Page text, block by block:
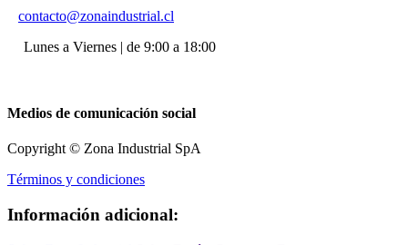
contacto@zonaindustrial.cl
Lunes a Viernes | de 9:00 a 18:00
Medios de comunicación social
Copyright © Zona Industrial SpA
Términos y condiciones
Información adicional: